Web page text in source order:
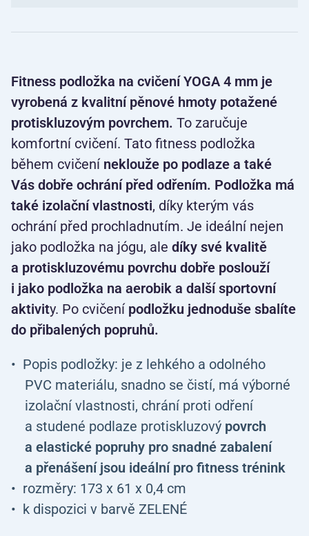
Fitness podložka na cvičení YOGA 4 mm je
vyrobená z kvalitní pěnové hmoty potažené
protiskluzovým povrchem. To zaručuje
komfortní cvičení. Tato fitness podložka
během cvičení neklouže po podlaze a také
Vás dobře ochrání před odřením. Podložka má
také izolační vlastnosti, díky kterým vás
ochrání před prochladnutím. Je ideální nejen
jako podložka na jógu, ale díky své kvalitě
a protiskluzovému povrchu dobře poslouží
i jako podložka na aerobik a další sportovní
aktivity. Po cvičení podložku jednoduše sbalíte
do přibalených popruhů.
Popis podložky: je z lehkého a odolného
PVC materiálu, snadno se čistí, má výborné
izolační vlastnosti, chrání proti odření
a studené podlaze protiskluzový povrch
a elastické popruhy pro snadné zabalení
a přenášení jsou ideální pro fitness trénink
rozměry: 173 x 61 x 0,4 cm
k dispozici v barvě ZELENÉ